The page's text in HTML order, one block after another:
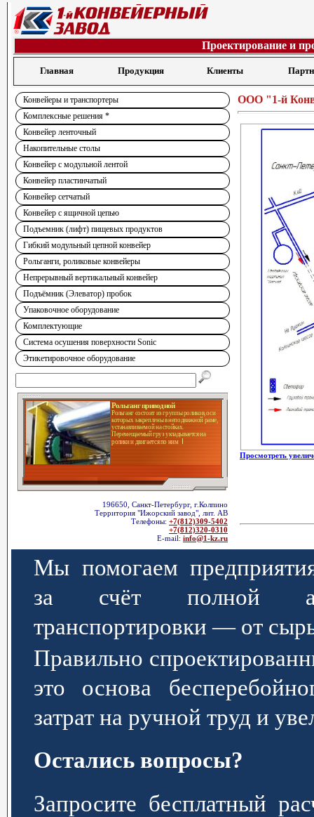
Проектирование и
Главная Продукция Клиенты
Конвейеры и транспортеры
Комплексные решения *
Конвейер ленточный
Накопительные столы
Конвейер с модульной лентой
Конвейер пластинчатый
Конвейер сетчатый
Конвейер с ящичной цепью
Подъемник (лифт) пищевых продуктов
Гибкий модульный цепной конвейер
Рольганги, роликовые конвейеры
Непрерывный вертикальный конвейер
Подъёмник (Элеватор) пробок
Упаковочное оборудование
Комплектующие
Система осушения поверхности Sonic
Этикетировочное оборудование
Рольганг приводной
Рольганг состоит из группы роликов, оси
которых закреплены в неподвижной раме,
устанавливаемой на стойках.
Перемещаемый груз укладывается на
ролики и двигается по ним
196650, Санкт-Петербург, г.Колпино
Территория "Ижорский завод", лит. АВ
Телефоны: +7(812)309-5402
+7(812)320-0310
E-mail: info@1-kz.ru
ООО "1-й
Просмотреть
Мы помогаем
за счёт полной
транспортировки — от
Правильно
это основа
затрат на ручной труд и
Остались вопросы?
Запросите бесплатный